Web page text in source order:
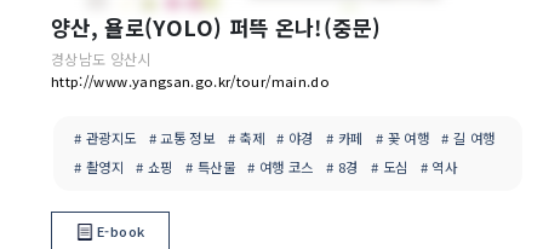
양산, 욜로(YOLO) 퍼뜩 온나!(중문)
경상남도 양산시
http://www.yangsan.go.kr/tour/main.do
# 관광지도 # 교통 정보 # 축제 # 야경 # 카페 # 꽃 여행
# 길 여행
# 촬영지
# 쇼핑 # 특산물 # 여행 코스 # 8경 # 도심 # 역사
E-book